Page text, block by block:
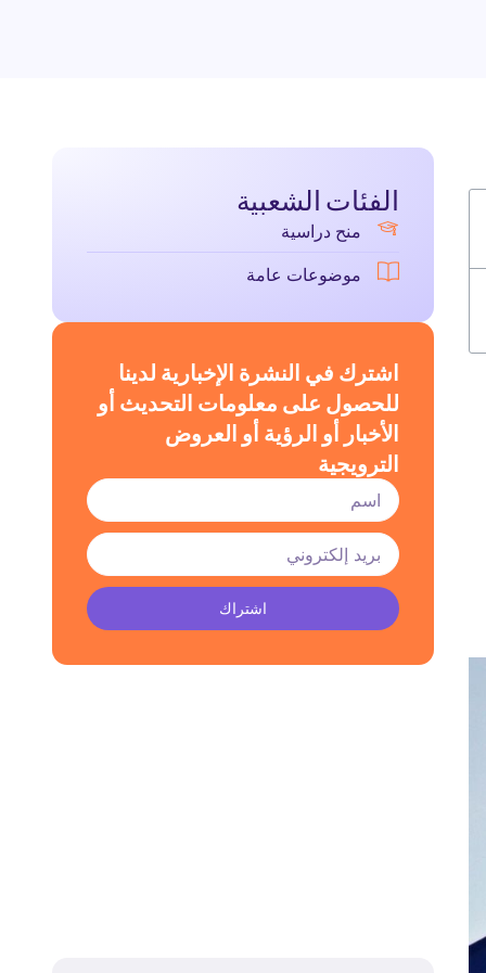
الفئات الشعبية
منح دراسية
موضوعات عامة
اشترك في النشرة الإخبارية لدينا
للحصول على معلومات التحديث أو
الأخبار أو الرؤية أو العروض
الترويجية
اشتراك